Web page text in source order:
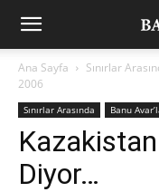
Ana Sayfa Sınırlar
2006
Sınırlar Arasında Banu
Diyor…